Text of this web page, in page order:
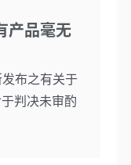
产品毫无
布之有关于
判决未审酌